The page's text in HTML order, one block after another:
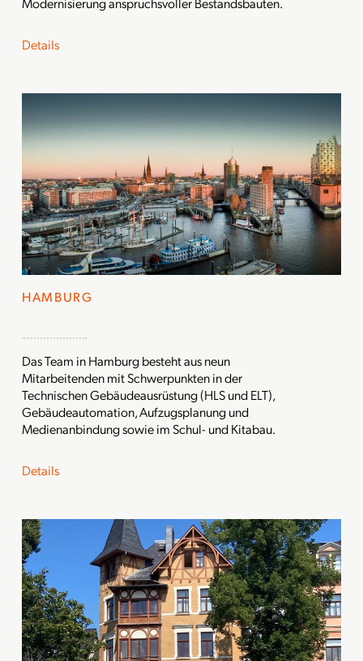
Details
HAMBURG
Das Team in Hamburg besteht aus neun
Mitarbeitenden mit Schwerpunkten in der
Technischen Gebäudeausrüstung (HLS und ELT),
Gebäudeautomation, Aufzugsplanung und
Medienanbindung sowie im Schul- und Kitabau.
Details